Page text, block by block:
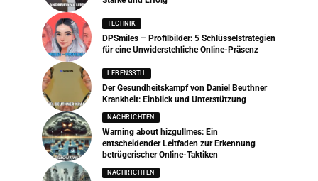
TECHNIK
DPSmiles – Profilbilder: 5 Schlüsselstrategien
für eine Unwiderstehliche Online-Präsenz
LEBENSSTIL
Der Gesundheitskampf von Daniel Beuthner
Krankheit: Einblick und Unterstützung
NACHRICHTEN
Warning about hizgullmes: Ein
entscheidender Leitfaden zur Erkennung
betrügerischer Online-Taktiken
NACHRICHTEN